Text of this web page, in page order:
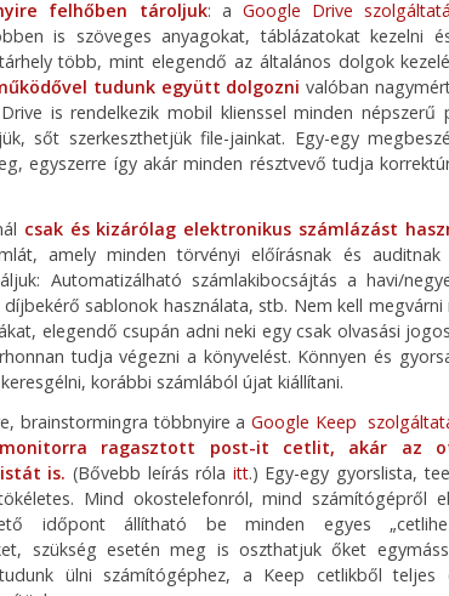
felhőben tároljuk: aGoogle Drive
is szöveges anyagokat, táblázatokat kezelni
több, mint elegendő az általános dolgok
tudunk együtt dolgozni valóban
is rendelkezik mobil klienssel minden
sőt szerkeszthetjük file-jainkat. Egy-egy
egyszerre így akár minden résztvevő tudja
csak és kizárólag elektronikus számlázást
amely minden törvényi előírásnak és auditnak
Automatizálható számlakibocsájtás a havi/
sablonok használata, stb. Nem kell
elegendő csupán adni neki egy csak olvasási
tudja végezni a könyvelést. Könnyen és
korábbi számlából újat kiállítani.
brainstormingra többnyire aGoogle Keep
ragasztott post-it cetlit, akár az
is. (Bővebb leírás róla itt.) Egy-egy gyorslista,
Mind okostelefonról, mind számítógépről
időpont állítható be minden egyes
szükség esetén meg is oszthatjuk őket
ülni számítógéphez, a Keep cetlikből teljes